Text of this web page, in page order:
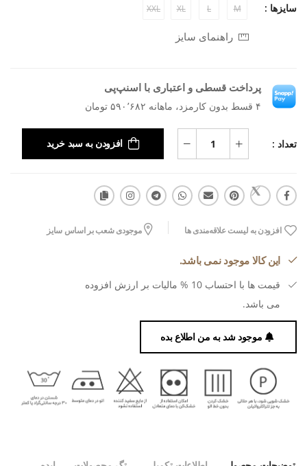
سایزها : M
L
XL
XXL
راهنمای سایز
پرداخت قسطی و اعتباری با اسنپ‌پی
۴ قسط بدون کارمزد، ماهانه ۵۹۰٬۶۸۲ تومان
تعداد : افزودن به سبد خرید
افزودن به لیست علاقه‌مندی ها موجودی شعب بر اساس سایز
این کالا موجود نمی باشد.
قیمت ها با احتساب 10 % مالیات بر ارزش افزوده
می باشد.
موجود شد به من اطلاع بده